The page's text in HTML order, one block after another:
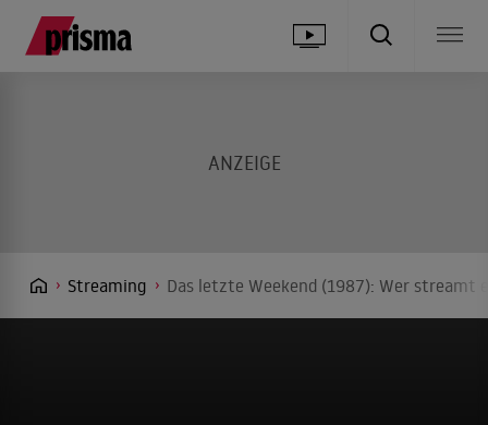
Streaming Das letzte Weekend (1987): Wer streamt